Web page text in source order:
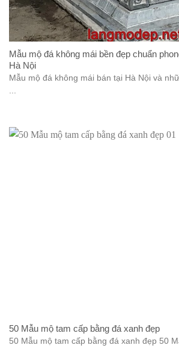
Mẫu mộ đá không mái bền đẹp chuẩn
Hà Nội
Mẫu mộ đá không mái bán tại Hà Nội và
...
50 Mẫu mộ tam cấp bằng đá xanh đẹp
50 Mẫu mộ tam cấp bằng đá xanh đẹp 50